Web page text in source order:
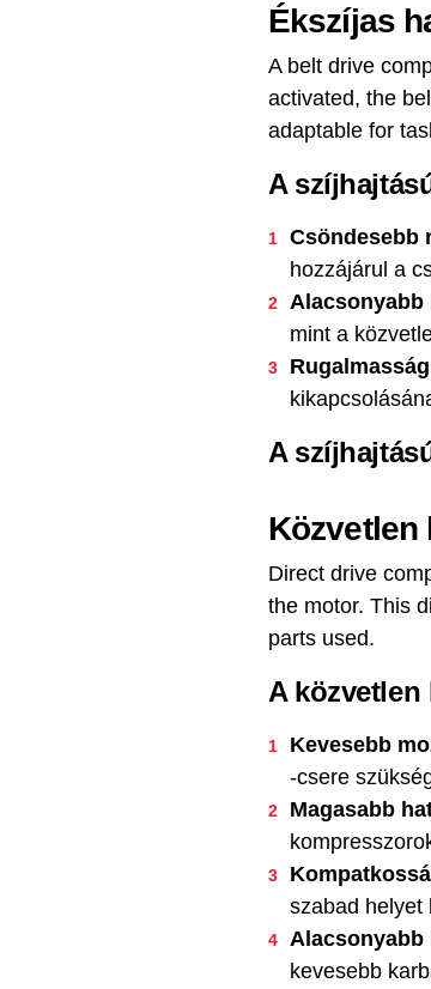
Ékszíjas
A belt drive
activated, the
adaptable for
A
Csöndesebb
hozzájárul a
Alacsonyabb
mint a
Rugalmasság
A
Közvetlen
Direct drive
the motor. This
parts used.
A
Kevesebb
-csere
Magasabb
szabad helyet
Alacsonyabb
kevesebb